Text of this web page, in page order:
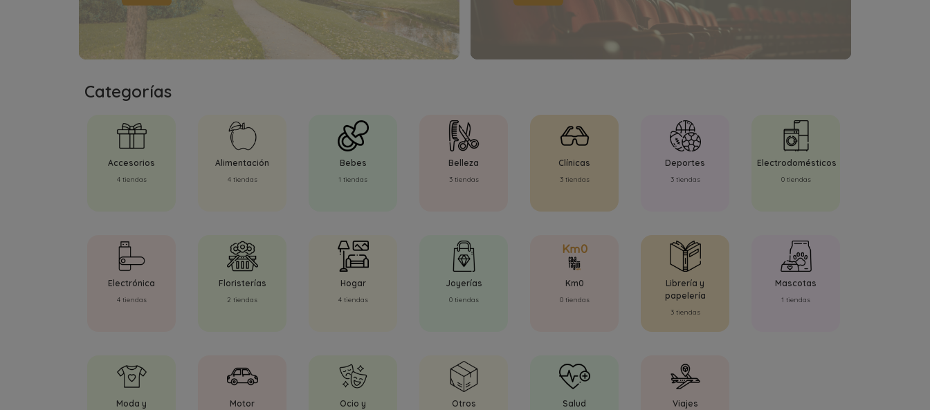
Categorías
Accesorios
4 tiendas
Alimentación
4 tiendas
Bebes
1 tiendas
Belleza
3 tiendas
Clínicas
3 tiendas
Deportes
3 tiendas
Electrodomésticos
0 tiendas
Electrónica
4 tiendas
Floristerías
2 tiendas
Hogar
4 tiendas
Joyerías
0 tiendas
Km0
0 tiendas
Librería y
papelería
3 tiendas
Mascotas
1 tiendas
Moda y
Motor
Ocio y
Otros Salud Viajes